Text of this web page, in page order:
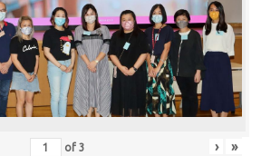
of3 › »